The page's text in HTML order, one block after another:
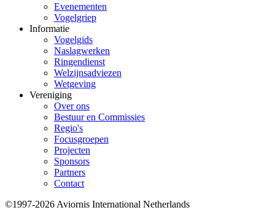
Evenementen
Vogelgriep
Informatie
Vogelgids
Naslagwerken
Ringendienst
Welzijnsadviezen
Wetgeving
Vereniging
Over ons
Bestuur en Commissies
Regio's
Focusgroepen
Projecten
Sponsors
Partners
Contact
©1997-2026 Aviornis International Netherlands